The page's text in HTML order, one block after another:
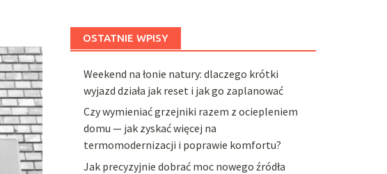
OSTATNIE WPISY
Weekend na łonie natury: dlaczego krótki
wyjazd działa jak reset i jak go zaplanować
Czy wymieniać grzejniki razem z ociepleniem
domu — jak zyskać więcej na
termomodernizacji i poprawie komfortu?
Jak precyzyjnie dobrać moc nowego źródła